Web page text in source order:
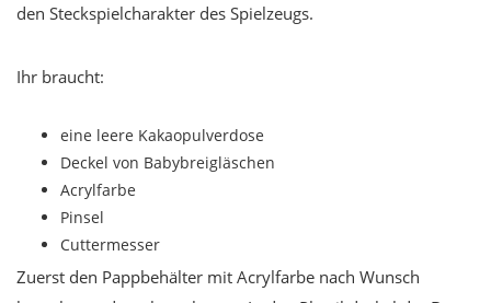
den Steckspielcharakter des Spielzeugs.
Ihr braucht:
eine leere Kakaopulverdose
Deckel von Babybreigläschen
Acrylfarbe
Pinsel
Cuttermesser
Zuerst den Pappbehälter mit Acrylfarbe nach Wunsch